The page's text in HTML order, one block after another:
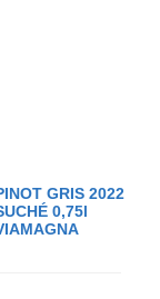
GRIS 2022
0,75l